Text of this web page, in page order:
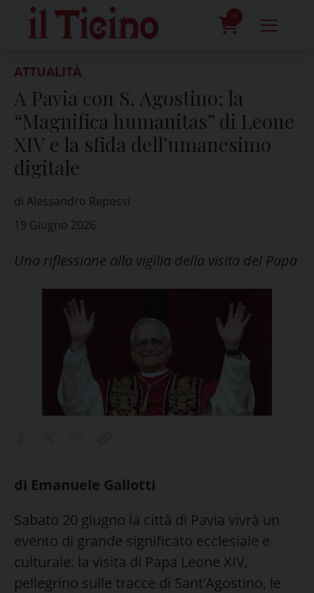
content
0
ATTUALITÀ
A Pavia con S. Agostino: la
“Magnifica humanitas” di Leone
XIV e la sfida dell’umanesimo
digitale
di Alessandro Repossi
19 Giugno 2026
Una riflessione alla vigilia della visita del Papa
di Emanuele Gallotti
Sabato 20 giugno la città di Pavia vivrà un
evento di grande significato ecclesiale e
culturale: la visita di Papa Leone XIV,
pellegrino sulle tracce di Sant’Agostino, le